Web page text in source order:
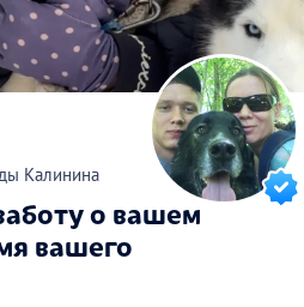
Калинина
о вашем
вашего